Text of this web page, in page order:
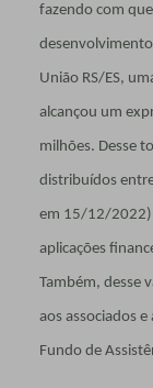
fazendo com
União RS/ES,
alcançou um
milhões. Desse
distribuídos
em 15/12/2022)
aplicações
Também, desse
aos associados
Fundo de